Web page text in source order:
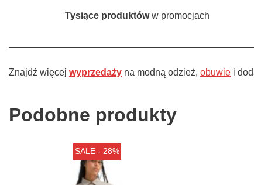
Tysiące produktóww promocjach
Znajdź więcej wyprzedaży na modną odzież, obuwie i
Podobne produkty
SALE - 28%